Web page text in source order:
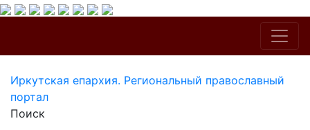
Иркутская епархия. Региональный православный
портал
Поиск